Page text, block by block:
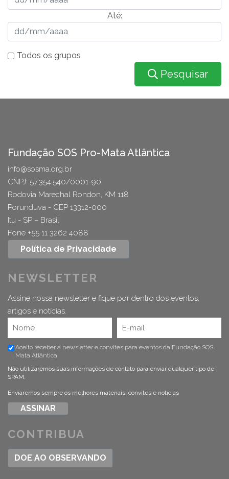
Até:
Todos os grupos
Pesquisar
Fundação SOS Pro-Mata Atlântica
info@sosma.org.br
CNPJ: 57.354.540/0001-90
Rodovia Marechal Rondon, KM 118
Porunduva - CEP 13312-000
Itu - SP – Brasil
Fone +55 11 3262 4088
Política de Privacidade
NEWSLETTER
Assine nossa newsletter e fique por dentro dos eventos,
artigos e notícias.
Aceito receber a newsletter e convites para eventos da Fundação SOS
Mata Atlântica
Não utilizaremos suas informações de contato para enviar qualquer tipo de
SPAM.
Enviaremos sempre os melhores materiais, convites e notícias
CONTRIBUA
DOE AO OBSERVANDO